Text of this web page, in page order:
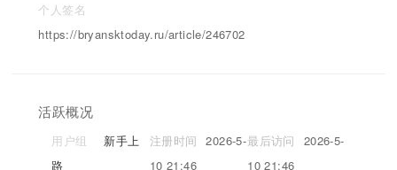
个人签名
https://bryansktoday.ru/article/246702
活跃概况
用户组
新手上
路
注册时间 2026-5-
10 21:46
最后访问
2026-5-
10 21:46